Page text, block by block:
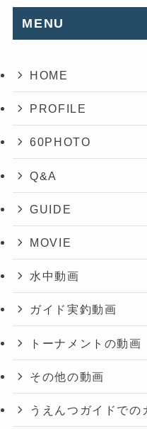
MENU
HOME
PROFILE
60PHOTO
Q&A
GUIDE
MOVIE
水中動画
ガイド実釣動画
トーナメントの動画
その他の動画
うえんつガイドで